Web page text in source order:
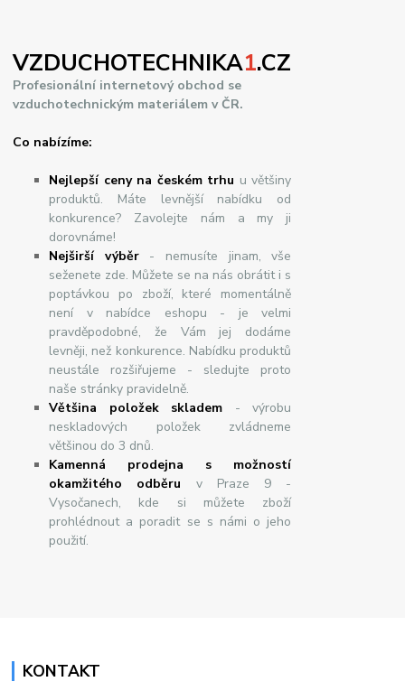
VZDUCHOTECHNIKA1.CZ
Profesionální internetový obchod se
vzduchotechnickým materiálem v ČR.
Co nabízíme:
Nejlepší ceny na českém trhu u většiny
produktů. Máte levnější nabídku od
konkurence? Zavolejte nám a my ji
dorovnáme!
Nejširšívýběr- nemusíte jinam, vše
seženete zde. Můžete se na nás obrátit i s
poptávkou po zboží, které momentálně
není v nabídce eshopu - je velmi
pravděpodobné, že Vám jej dodáme
levněji, než konkurence. Nabídku produktů
neustále rozšiřujeme - sledujte proto
naše stránky pravidelně.
Většina položek skladem - výrobu
neskladových položek zvládneme
většinou do 3 dnů.
Kamenná prodejna s možností
okamžitého odběru v Praze 9 -
Vysočanech, kde si můžete zboží
prohlédnout a poradit se s námi o jeho
použití.
KONTAKT